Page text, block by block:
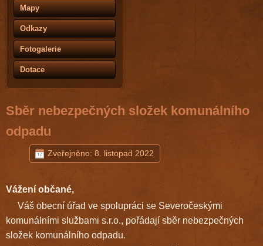
Mapy
Odkazy
Fotogalerie
Dotace
Sběr nebezpečných složek komunálního
odpadu
Zveřejněno: 8. listopad 2022
Vážení občané,
Váš obecní úřad ve spolupráci se Severočeskými
komunálními službami s.r.o., pořádají sběr nebezpečných
složek komunálního odpadu.